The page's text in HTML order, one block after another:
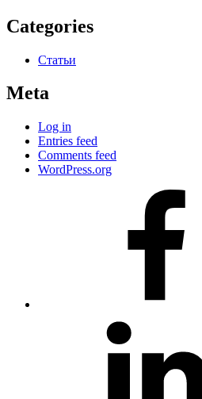
Categories
Статьи
Meta
Log in
Entries feed
Comments feed
WordPress.org